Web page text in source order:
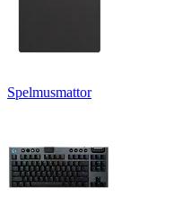
Spelmusmattor